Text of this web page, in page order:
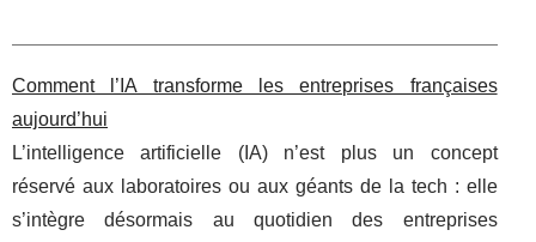
Comment l’IA transforme les entreprises françaises
aujourd’hui
L’intelligence artificielle (IA) n’est plus un concept
réservé aux laboratoires ou aux géants de la tech : elle
s’intègre désormais au quotidien des entreprises